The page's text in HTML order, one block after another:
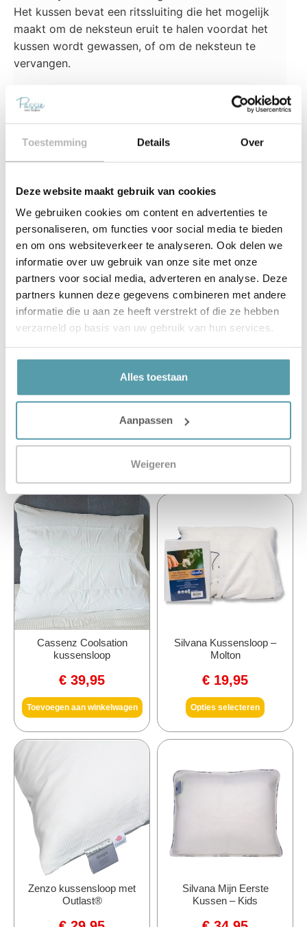
Toestemming Details Over
Deze website maakt gebruik van cookies
We gebruiken cookies om content en advertenties te
personaliseren, om functies voor social media te bieden
en om ons websiteverkeer te analyseren. Ook delen we
informatie over uw gebruik van onze site met onze
partners voor social media, adverteren en analyse. Deze
partners kunnen deze gegevens combineren met andere
informatie die u aan ze heeft verstrekt of die ze hebben
verzameld op basis van uw gebruik van hun services.
Alles toestaan
Aanpassen
Weigeren
Het kussen bevat een ritssluiting die het mogelijk
maakt om de neksteun eruit te halen voordat het
kussen wordt gewassen, of om de neksteun te
vervangen.
Welk kussen past bij mij?
Niemand is hetzelfde, er is daarom dus ook niet een
hoofdkussen waar iedereen lekker op slaapt. Om
te vullen. Deze helpt jou bij het vinden van een
hoofdkussen wat past bij jou en jouw slaap-
voorkeuren. Toch liever advies van een van onze
slaapexperts? Maak dan eenafspraak of kom even
langs in onze winkel inIJmuidenofAlphen aan den
Rijn.
Korte productbeschrijving
Gerelateerde producten
Cassenz Coolsation
kussensloop
€ 39,95
Toevoegen aan winkelwagen
Silvana Kussensloop –
Molton
€ 19,95
Opties selecteren
Zenzo kussensloop met
Outlast®
Silvana Mijn Eerste
Kussen – Kids